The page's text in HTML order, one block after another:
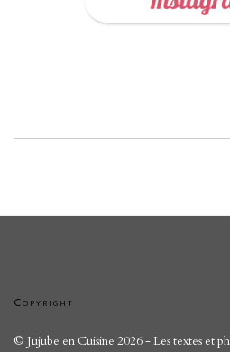
Copyright
© Jujube en Cuisine 2026 - Les textes et